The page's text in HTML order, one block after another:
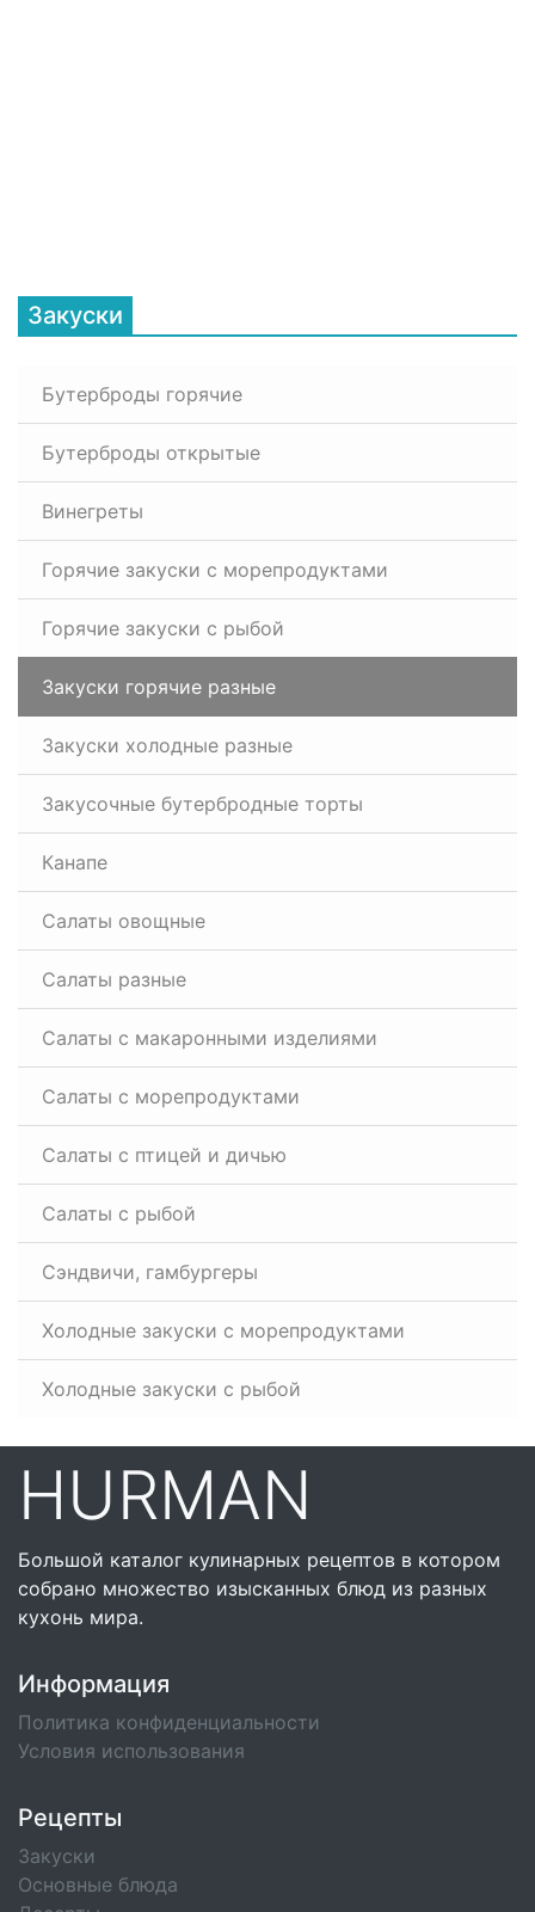
Закуски
Бутерброды горячие
Бутерброды открытые
Винегреты
Горячие закуски с морепродуктами
Горячие закуски с рыбой
Закуски горячие разные
Закуски холодные разные
Закусочные бутербродные торты
Канапе
Салаты овощные
Салаты разные
Салаты с макаронными изделиями
Салаты с морепродуктами
Салаты с птицей и дичью
Салаты с рыбой
Сэндвичи, гамбургеры
Холодные закуски с морепродуктами
Холодные закуски с рыбой
HURMAN
Большой каталог кулинарных рецептов в котором
собрано множество изысканных блюд из разных
кухонь мира.
Информация
Политика конфиденциальности
Условия использования
Рецепты
Закуски
Основные блюда